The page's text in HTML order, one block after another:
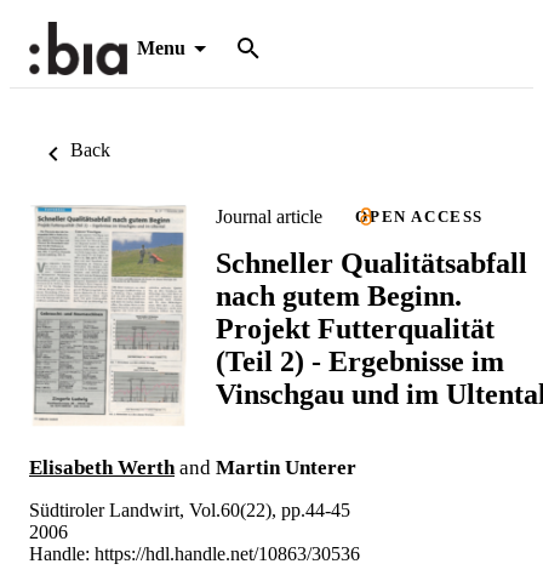
Menu
Back
Journal article OPEN ACCESS
Schneller Qualitätsabfall
nach gutem Beginn.
Projekt Futterqualität
(Teil 2) - Ergebnisse im
Vinschgau und im
Elisabeth Werthand Martin Unterer
Südtiroler Landwirt, Vol.60(22), pp.44-45
2006
Handle: https://hdl.handle.net/10863/30536